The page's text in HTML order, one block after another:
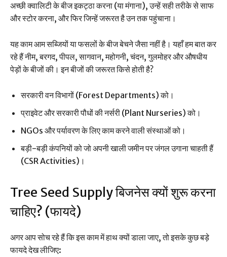
अच्छी क्वालिटी के बीज इकट्ठा करना (या मंगाना), उन्हें सही तरीके से साफ
और स्टोर करना, और फिर जिन्हें जरूरत है उन तक पहुंचाना।
यह काम आम सब्जियों या फसलों के बीज बेचने जैसा नहीं है। यहाँ हम बात कर
रहे हैं नीम, बरगद, पीपल, सागवान, महोगनी, चंदन, गुलमोहर और औषधीय
पेड़ों के बीजों की। इन बीजों की जरूरत किसे होती है?
सरकारी वन विभागों (Forest Departments) को।
प्राइवेट और सरकारी पौधों की नर्सरी (Plant Nurseries) को।
NGOs और पर्यावरण के लिए काम करने वाली संस्थाओं को।
बड़ी-बड़ी कंपनियों को जो अपनी खाली जमीन पर जंगल उगाना चाहती हैं
(CSR Activities)।
Tree Seed Supply बिजनेस क्यों शुरू करना
चाहिए? (फायदे)
अगर आप सोच रहे हैं कि इस काम में हाथ क्यों डाला जाए, तो इसके कुछ बड़े
फायदे देख लीजिए: